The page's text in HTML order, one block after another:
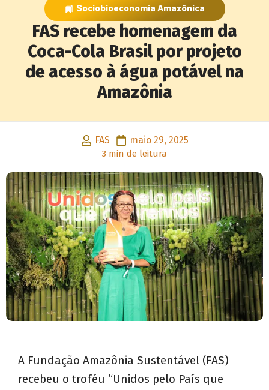
Sociobioeconomia Amazônica
FAS recebe homenagem da
Coca-Cola Brasil por projeto
de acesso à água potável na
Amazônia
FAS maio 29, 2025
3 min de leitura
A Fundação Amazônia Sustentável (FAS)
recebeu o troféu “Unidos pelo País que